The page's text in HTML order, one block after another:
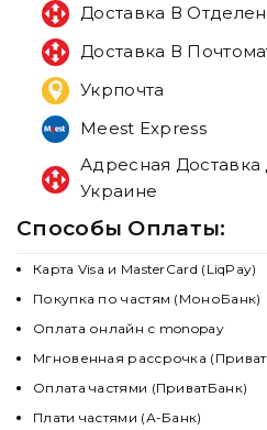
Доставка В
Доставка В
Укрпочта
Meest Express
Адресная
Украине
Способы Оплаты:
Карта Visa и MasterCard (LiqPay)
Покупка по частям (МоноБанк)
Оплата онлайн с monopay
Мгновенная рассрочка
Оплата частями (ПриватБанк)
Плати частями (А-Банк)